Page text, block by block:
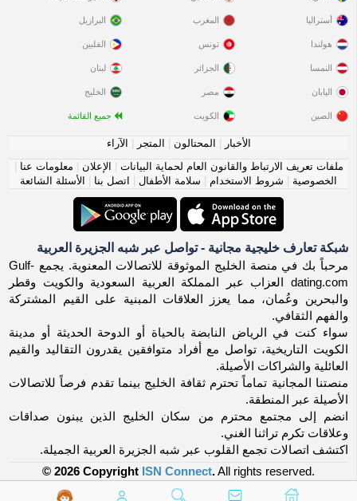
أستراليا
هولندا
النمسا
اليابان
الصين
المغرب
تونس
الجزائر
مصر
الكويت
البرازيل
الفلبين
لبنان
الخليج
جميع القائمة
الأخبار المحتالون المتجر
الآراء
ملفات تعريف الارتباط والقانون العام لحماية البيانات
الإعلان معلومات عنا
الخصوصية
شروط الاستخدام سلامة الأطفال اتصل بنا الأسئلة الشائعة
شبكة تعارف خليجية مجانية - تواصل عبر شبه الجزيرة العربية
مرحباً بك في منصة الخليج الموثوقة للاتصالات المعنوية. يجمع Gulf-
dating.com العزاب عبر المملكة العربية السعودية والكويت وقطر
والبحرين وعُمان، مما يعزز العلاقات المبنية على القيم المشتركة
والفهم الثقافي.
سواء كنت في الرياض النابضة بالحياة أو الدوحة الحديثة أو مدينة
الكويت التاريخية، تواصل مع أفراد متوافقين يقدرون التقاليد والقيم
العائلية والشراكات الأصيلة.
منصتنا المجانية تماماً تحترم ثقافة الخليج بينما تقدم فرصاً للاتصالات
الأصيلة عبر المنطقة.
انضم إلى مجتمع محترم من سكان الخليج الذين يبنون صداقات
وعلاقات تكرم تراثنا الغني.
اكتشف اتصالات تجمع القلوب عبر شبه الجزيرة العربية الجميلة.
© 2026 Copyright ISN Connect.All rights reserved.